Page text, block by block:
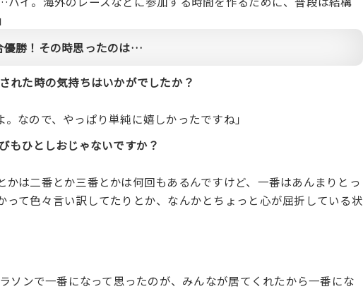
優勝！その時思ったのは…
れた時の気持ちはいかがでしたか？
。なので、やっぱり単純に嬉しかったですね」
もひとしおじゃないですか？
かは二番とか三番とかは何回もあるんですけど、一番はあんまりとっ
って色々言い訳してたりとか、なんかとちょっと心が屈折している状
ソンで一番になって思ったのが、みんなが居てくれたから一番にな